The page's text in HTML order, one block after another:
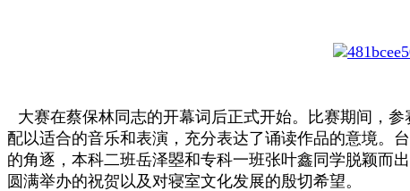
大赛在蔡保林同志的开幕词后正式开始。比赛期间，
配以适合的音乐和表演，充分表达了诵读作品的意境。
的角逐，本科二班岳泽曌和专科一班张叶鑫同学脱颖而
圆满举办的祝贺以及对寝室文化发展的殷切希望。